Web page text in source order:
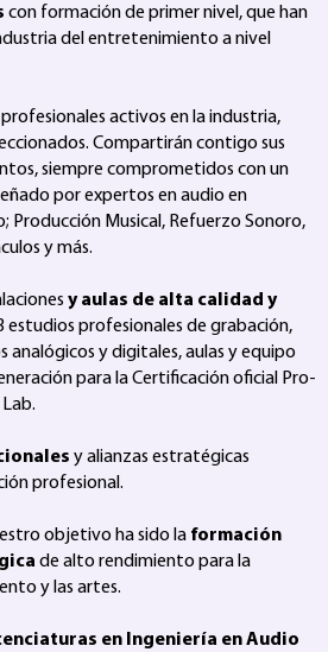
con formación de primer nivel, que han
del entretenimiento a nivel
activos en la industria,
Compartirán contigo sus
siempre comprometidos con un
por expertos en audio en
Musical, Refuerzo Sonoro,
y más.
y aulas de alta calidad y
estudios profesionales de grabación,
y digitales, aulas y equipo
para la Certificación oficial Pro-
y alianzas estratégicas
profesional.
objetivo ha sido la formación
de alto rendimiento para la
y las artes.
en Ingeniería en Audio